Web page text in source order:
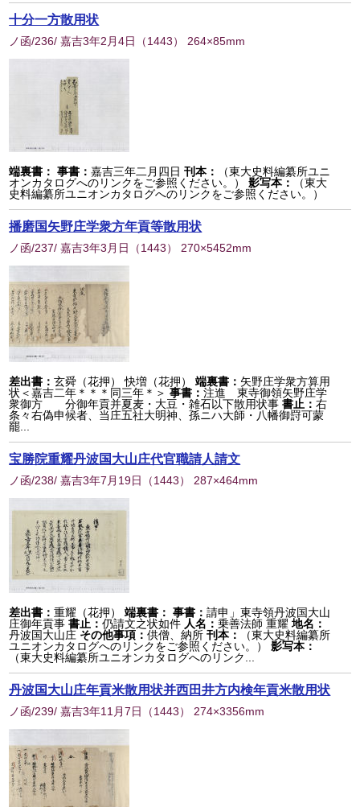
十分一方散用状
ノ函/236/ 嘉吉3年2月4日 （1443） 264×85mm
端裏書： 事書：嘉吉三年二月四日 刊本：
（東大史料編纂所ユニ
オンカタログへのリンクをご参照ください。）
影写本：
（東大
史料編纂所ユニオンカタログへのリンクをご参照ください。）
播磨国矢野庄学衆方年貢等散用状
ノ函/237/ 嘉吉3年3月日 （1443） 270×5452mm
差出書：玄舜（花押） 快増（花押） 端裏書： 矢野庄学衆方算用
状＜嘉吉二年＊＊＊同三年＊＞ 事書：注進 東寺御領矢野庄学
衆御方 分御年貢并夏麦・大豆・雑石以下散用状事 書止：右
条々右偽申候者、当庄五社大明神、孫ニハ大師・八幡御罸可蒙
罷...
宝勝院重耀丹波国大山庄代官職請人請文
ノ函/238/ 嘉吉3年7月19日 （1443） 287×464mm
差出書：重耀（花押） 端裏書： 事書：請申」東寺領丹波国大山
庄御年貢事 書止：仍請文之状如件 人名：乗善法師 重耀 地名：
丹波国大山庄 その他事項：供僧、納所 刊本：
（東大史料編纂所
ユニオンカタログへのリンクをご参照ください。）
影写本：
（東大史料編纂所ユニオンカタログへのリンク...
丹波国大山庄年貢米散用状并西田井方内検年貢米散用状
ノ函/239/ 嘉吉3年11月7日 （1443） 274×3356mm